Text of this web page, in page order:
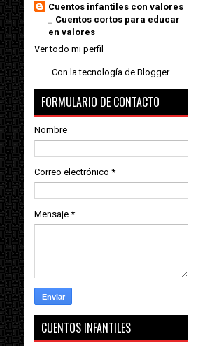
Cuentos infantiles con valores
_ Cuentos cortos para educar
en valores
Ver todo mi perfil
Con la tecnología de Blogger.
FORMULARIO DE CONTACTO
Nombre
Correo electrónico *
Mensaje *
CUENTOS INFANTILES